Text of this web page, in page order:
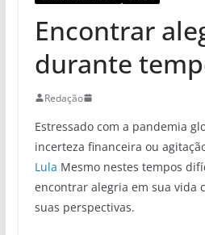
Encontrar
durante
Redação
Estressado com a pandemia
incerteza financeira ou
Lula Mesmo nestes tempos
encontrar alegria em sua vida
suas perspectivas.